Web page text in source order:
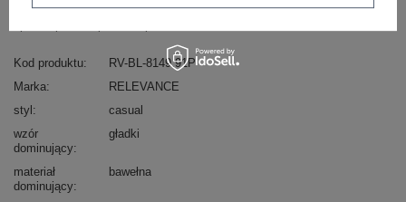
skład materiału : 90% bawełna , 10% elastan
Kod produktu
RV-BL-8149.91P
Marka
RELEVANCE
styl
casual
wzór
dominujący
gładki
materiał
dominujący
bawełna